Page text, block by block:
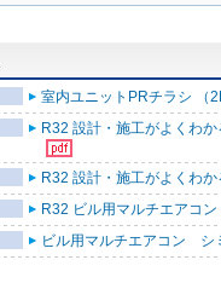
室内ユニットPRチラシ （
R32 設計・施工がよくわ
R32 設計・施工がよくわ
R32 ビル用マルチエアコ
ビル用マルチエアコン シ